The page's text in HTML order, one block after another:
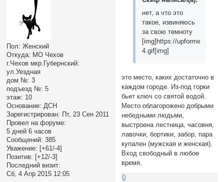
Пол: Женский
Откуда: МО Чехов
г.Чехов мкр.Губернский:
ул.Уездная
дом №: 3
подъезд №: 5
этаж: 10
Основание: ДСН
Зарегистрирован: Пт, 23 Сен 2011
Провел на форуме:
5 дней 6 часов
Сообщений: 385
Уважение: [+61/-4]
Позитив: [+12/-3]
Последний визит:
Сб, 4 Апр 2015 12:05
нет, а что это
такое, извиняюсь
за свою темноту
[img]https://upforme.ru/
4.gif[img]
это место, каких достаточно в
каждом городе. Из-под горки
бьет ключ со святой водой.
Место облагорожено добрыми
небедными людьми,
выстроена лестница, часовня,
лавочки, бортики, забор, пара
купален (мужская и женская).
Вход свободный в любое
время.
0